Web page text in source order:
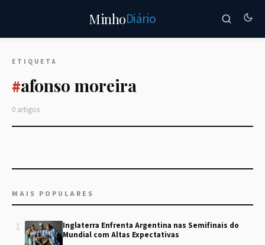
MinhoDiário
ETIQUETA
#afonso moreira
0 artigos
MAIS POPULARES
1
Inglaterra Enfrenta Argentina nas Semifinais do
Mundial com Altas Expectativas